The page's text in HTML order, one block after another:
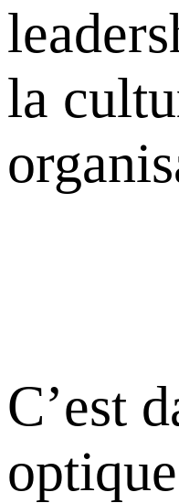
la
C’est